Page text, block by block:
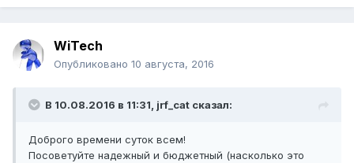
WiTech
Опубликовано 10 августа, 2016
В 10.08.2016 в 11:31, jrf_cat сказал:
Доброго времени суток всем!
Посоветуйте надежный и бюджетный (насколько это